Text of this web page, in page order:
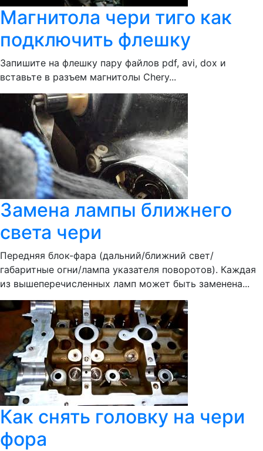
Магнитола чери тиго как
подключить флешку
Запишите на флешку пару файлов pdf, avi, dox и
вставьте в разъем магнитолы Chery...
Замена лампы ближнего
света чери
Передняя блок-фара (дальний/ближний свет/
габаритные огни/лампа указателя поворотов). Каждая
из вышеперечисленных ламп может быть заменена...
Как снять головку на чери
фора